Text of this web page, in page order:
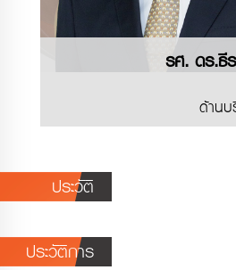
รศ. ดร.ธี
ด้าน
ประวัติ
ประวัติการ